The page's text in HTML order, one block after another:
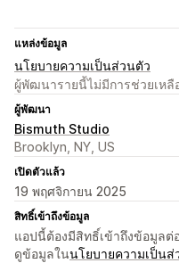
แหล่งข้อมูล
นโยบายความเป็นส่วนตัว
ผู้พัฒนารายนี้ไม่มีการช่วยเหลื
ผู้พัฒนา
Bismuth Studio
Brooklyn, NY, US
เปิดตัวแล้ว
19 พฤศจิกายน 2025
สิทธิ์เข้าถึงข้อมูล
แอปนี้ต้องมีสิทธิ์เข้าถึงข้อมูล
ดูข้อมูลในนโยบายความเป็นส่